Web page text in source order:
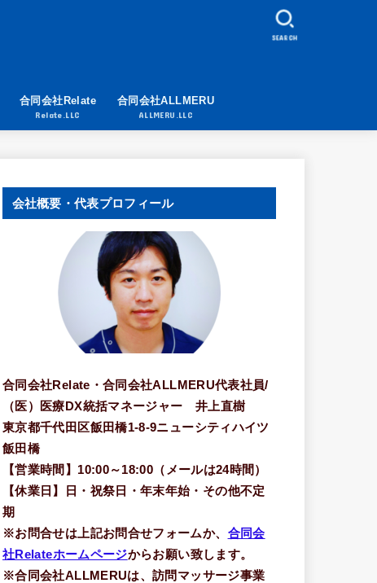
合同会社Relate
Relate.LLC
合同会社ALLMERU
ALLMERU.LLC
SEARCH
会社概要・代表プロフィール
合同会社Relate・合同会社ALLMERU代表社員/
（医）医療DX統括マネージャー 井上直樹
東京都千代田区飯田橋1-8-9ニューシティハイツ
飯田橋
【営業時間】10:00～18:00（メールは24時間）
【休業日】日・祝祭日・年末年始・その他不定
期
※お問合せは上記お問合せフォームか、 合同会
社Relateホームページからお願い致します。
※合同会社ALLMERUは、訪問マッサージ事業